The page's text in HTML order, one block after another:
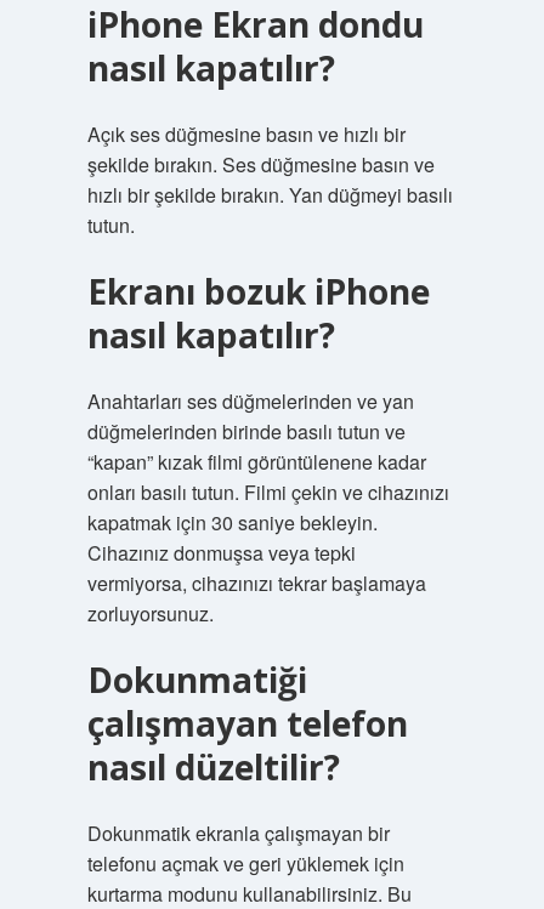
iPhone Ekran dondu
nasıl kapatılır?
Açık ses düğmesine basın ve hızlı bir
şekilde bırakın. Ses düğmesine basın ve
hızlı bir şekilde bırakın. Yan düğmeyi basılı
tutun.
Ekranı bozuk iPhone
nasıl kapatılır?
Anahtarları ses düğmelerinden ve yan
düğmelerinden birinde basılı tutun ve
“kapan” kızak filmi görüntülenene kadar
onları basılı tutun. Filmi çekin ve cihazınızı
kapatmak için 30 saniye bekleyin.
Cihazınız donmuşsa veya tepki
vermiyorsa, cihazınızı tekrar başlamaya
zorluyorsunuz.
Dokunmatiği
çalışmayan telefon
nasıl düzeltilir?
Dokunmatik ekranla çalışmayan bir
telefonu açmak ve geri yüklemek için
kurtarma modunu kullanabilirsiniz. Bu